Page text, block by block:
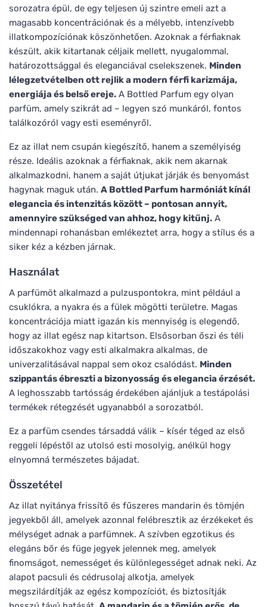
sorozatra épül, de egy teljesen új szintre emeli azt a
magasabb koncentrációnak és a mélyebb, intenzívebb
illatkompozíciónak köszönhetően. Azoknak a férfiaknak
készült, akik kitartanak céljaik mellett, nyugalommal,
határozottsággal és eleganciával cselekszenek. Minden
lélegzetvételben ott rejlik a modern férfi karizmája,
energiája és belső ereje. A Bottled Parfum egy olyan
parfüm, amely szikrát ad – legyen szó munkáról, fontos
találkozóról vagy esti eseményről.
Ez az illat nem csupán kiegészítő, hanem a személyiség
része. Ideális azoknak a férfiaknak, akik nem akarnak
alkalmazkodni, hanem a saját útjukat járják és benyomást
hagynak maguk után. A Bottled Parfum harmóniát kínál
elegancia és intenzitás között – pontosan annyit,
amennyire szükséged van ahhoz, hogy kitűnj. A
mindennapi rohanásban emlékeztet arra, hogy a stílus és a
siker kéz a kézben járnak.
Használat
A parfümöt alkalmazd a pulzuspontokra, mint például a
csuklókra, a nyakra és a fülek mögötti területre. Magas
koncentrációja miatt igazán kis mennyiség is elegendő,
hogy az illat egész nap kitartson. Elsősorban őszi és téli
időszakokhoz vagy esti alkalmakra alkalmas, de
univerzalitásával nappal sem okoz csalódást. Minden
szippantás ébreszti a bizonyosság és elegancia érzését.
A leghosszabb tartósság érdekében ajánljuk a testápolási
termékek rétegzését ugyanabból a sorozatból.
Ez a parfüm csendes társaddá válik – kísér téged az első
reggeli lépéstől az utolsó esti mosolyig, anélkül hogy
elnyomná természetes bájadat.
Összetétel
Az illat nyitánya frissítő és fűszeres mandarin és tömjén
jegyekből áll, amelyek azonnal felébresztik az érzékeket és
mélységet adnak a parfümnek. A szívben egzotikus és
elegáns bőr és füge jegyek jelennek meg, amelyek
finomságot, nemességet és különlegességet adnak neki. Az
alapot pacsuli és cédrusolaj alkotja, amelyek
megszilárdítják az egész kompozíciót, és biztosítják